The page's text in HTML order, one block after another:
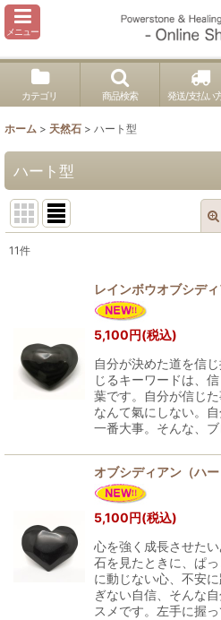
メニュー
カテゴリ 商品検索 発送/支払い
ホーム > 天然石 > ハート型
ハート型
絞り込
11件
レインボウオブシディ
5,100円(税込)
自分が決めた道を信
じるキーワードは、
葉です。自分が信じ
なんて氣にしない。
一番大事。そんな、
オブシディアン（ハー
5,100円(税込)
心を強く成長させた
石を見たときに、ぱ
に動じない心、不安
ぎない自信、そんな
スメです。左手に握